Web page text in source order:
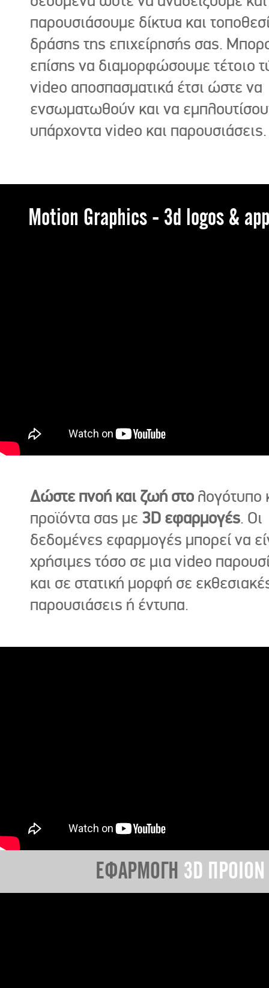
παρουσιάσουμε δίκτυα και
δράσης της επιχείρησής σας.
επίσης να διαμορφώσουμε τέτοιο
video αποσπασματικά έτσι ώστε να
ενσωματωθούν και να
υπάρχοντα video και παρουσιάσεις.
Motion Graphics - 3d logos &
Δώστε πνοή και ζωή στο λογότυπο
προϊόντα σας με 3D εφαρμογές. Οι
δεδομένες εφαρμογές μπορεί να
χρήσιμες τόσο σε μια video
και σε στατική μορφή σε
παρουσιάσεις ή έντυπα.
ΕΦΑΡΜΟΓΗ 3D ΠΡΟΙΟΝ